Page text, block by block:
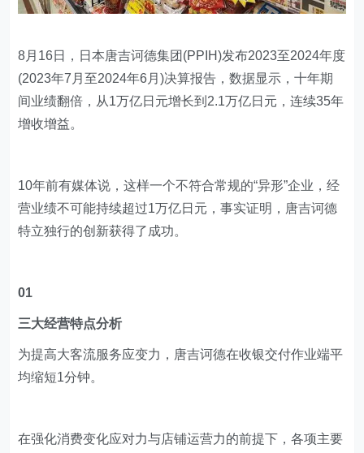
8月16日，日本唐吉诃德集团(PPIH)发布2023至2024年度
(2023年7月至2024年6月)决算报告，数据显示，十年期
间业绩翻倍，从1万亿日元增长到2.1万亿日元，连续35年
增收增益。
10年前有媒体说，这样一个不符合常规的“异形”企业，经
营业绩不可能持续超过1万亿日元，事实证明，唐吉诃德
特立独行的创新获得了成功。
01
三大经营特点分析
为提高大客流服务应变力，唐吉诃德在收银交付作业端平
均缩短1分钟。
在强化消费变化应对力与店铺运营力的前提下，各项主要